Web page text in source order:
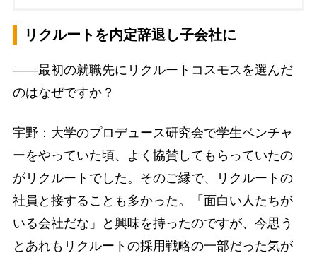
リクルートを内定辞退し子会社に
――最初の就職先にリクルートコスモスを選んだ
のはなぜですか？
宇野：大学のプロデュース研究会で学生ベンチャ
ーをやっていた頃、よく協賛してもらっていたの
がリクルートでした。そのご縁で、リクルートの
社員と接することも多かった。「面白い人たちが
いる会社だな」と興味を持ったのですが、今思う
とあれもリクルートの採用戦略の一部だった気が